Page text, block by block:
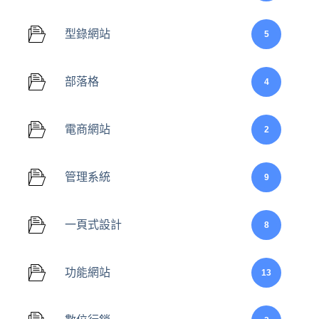
型錄網站 5
部落格 4
電商網站 2
管理系統 9
一頁式設計 8
功能網站 13